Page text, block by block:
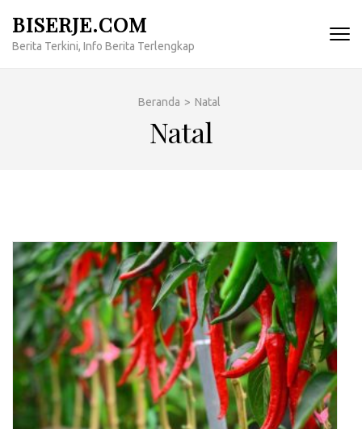
konten
BISERJE.COM
Berita Terkini, Info Berita Terlengkap
Beranda > Natal
Natal